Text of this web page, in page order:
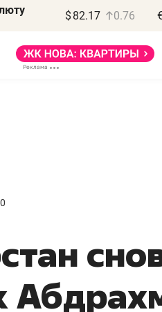
$ 82.17 0.76
бизнес может
минимум
полгода»